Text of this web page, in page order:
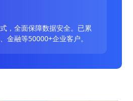
，全面保障数据安全。已累
金融等50000+企业客户。